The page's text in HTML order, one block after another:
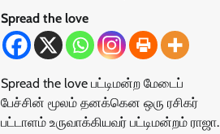
Spread the love
Spread the love பட்டிமன்ற மேடைப்
பேச்சின் மூலம் தனக்கென ஒரு ரசிகர்
பட்டாளம் உருவாக்கியவர் பட்டிமன்றம் ராஜா.